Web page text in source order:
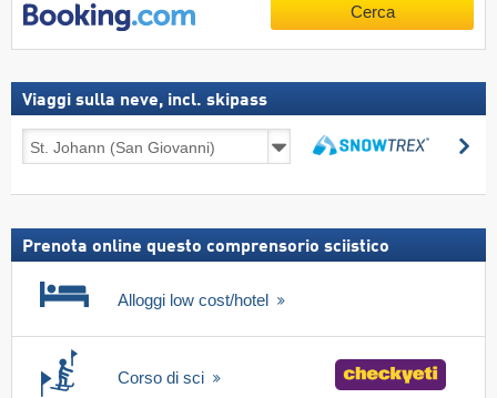
Cerca
Viaggi sulla neve, incl. skipass
Viaggi
sulla
incl.
Prenota online questo comprensorio sciistico
Alloggi low cost/hotel
Corso di sci